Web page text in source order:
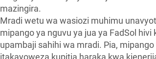
mazingira.
Mradi wetu wa wasiozi muhimu
mipango ya nguvu ya jua ya FadSol
upambaji sahihi wa mradi. Pia,
itakayoweza kupitia haraka kwa